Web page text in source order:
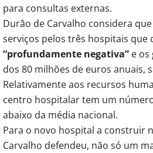
para consultas externas.
Durão de Carvalho considera
serviços pelos três hospitais que
“profundamente negativa” e os
dos 80 milhões de euros anuais,
Relativamente aos recursos
centro hospitalar tem um
abaixo da média nacional.
Para o novo hospital a construir
Carvalho defendeu, não só um